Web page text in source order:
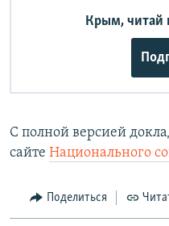
Крым, читай
С полной версией
сайте Национального
Поделиться